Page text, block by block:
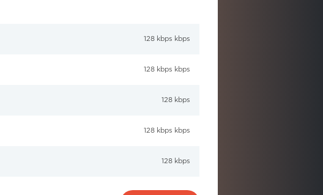
128 kbps kbps
128 kbps kbps
128 kbps
128 kbps kbps
128 kbps